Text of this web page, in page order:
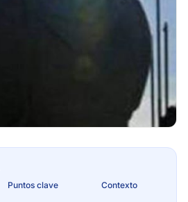
Puntos clave Contexto